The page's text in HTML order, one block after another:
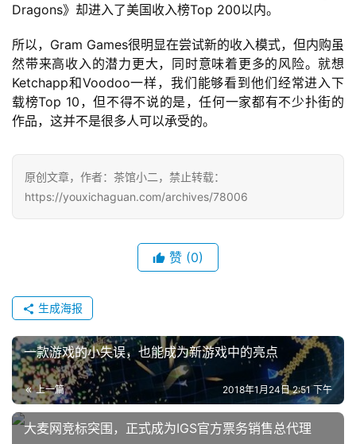
海
站
中
文
国
Dragons》却进入了美国收入榜Top 200以内。
所以，Gram Games很明显在尝试新的收入模式，但内购虽
然带来高收入的潜力更大，同时意味着更多的风险。就想
Ketchapp和Voodoo一样，我们能够看到他们经常进入下
载榜Top 10，但不得不说的是，任何一家都有不少扑街的
作品，这并不是很多人可以承受的。
原创文章，作者：茶馆小二，禁止转载：
https://youxichaguan.com/archives/78006
赞 (0)
生成海报
一款游戏的小失误，也能成为新游戏中的亮点
上一篇 2018年1月24日 2:51 下午
大麦网竞标突围，正式成为IGS官方票务销售总代理